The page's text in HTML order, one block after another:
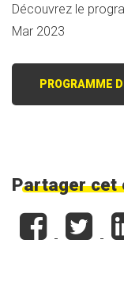
Découvrez le
Mar 2023
Partager cet